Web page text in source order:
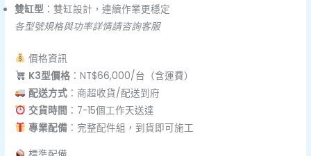
雙缸型 ：雙缸設計，連續作業更穩定
各型號規格與功率詳情請咨詢客服
價格資訊
K3型價格：NT$66,000/台（含運費）
配送方式：商超收貨/配送到府
交貨時間 ：7-15個工作天送達
專業配備：完整配件組，到貨即可施工